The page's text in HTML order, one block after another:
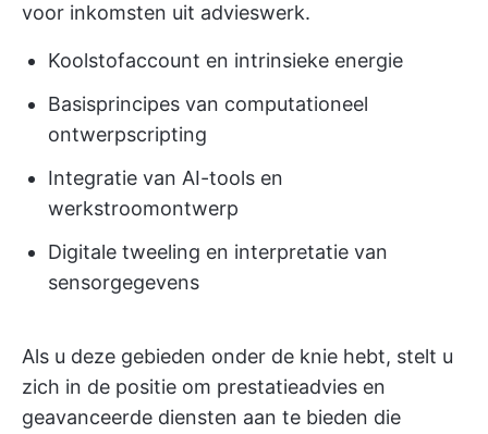
voor inkomsten uit advieswerk.
Koolstofaccount en intrinsieke energie
Basisprincipes van computationeel
ontwerpscripting
Integratie van AI-tools en
werkstroomontwerp
Digitale tweeling en interpretatie van
sensorgegevens
Als u deze gebieden onder de knie hebt, stelt u
zich in de positie om prestatieadvies en
geavanceerde diensten aan te bieden die